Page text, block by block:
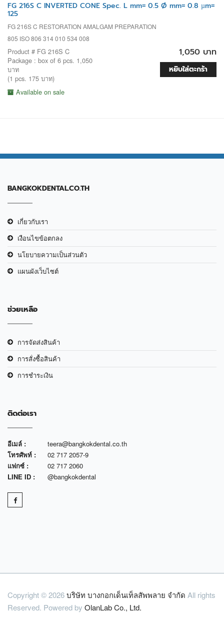
FG 216S C INVERTED CONE Spec. L mm= 0.5 Ø mm= 0.8 µm=
125
FG 216S C RESTORATION AMALGAM PREPARATION
805 ISO 806 314 010 534 008
Product # FG 216S C
Package : box of 6 pcs. 1,050
บาท
(1 pcs. 175 บาท)
Available on sale
1,050 บาท
หยิบใส่ตะกร้า
BANGKOKDENTAL.CO.TH
เกี่ยวกับเรา
เงือนไขข้อตกลง
นโยบายความเป็นส่วนตัว
แผนผังเว็บไซต์
ช่วยเหลือ
การจัดส่งสินค้า
การสั่งซื้อสินค้า
การชำระเงิน
ติดต่อเรา
อีเมล์ :
teera@bangkokdental.co.th
โทรศัพท์ :
02 717 2057-9
แฟกซ์ :
02 717 2060
LINE ID :
@bangkokdental
Copyright © 2026บริษัท บางกอกเด็นเท็ลสัพพลาย จำกัด All rights
Reserved. Powered by OlanLab Co., Ltd.